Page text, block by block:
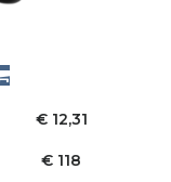
€ 12,31
€ 118